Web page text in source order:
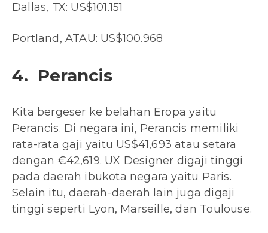
Dallas, TX: US$101.151
Portland, ATAU: US$100.968
4. Perancis
Kita bergeser ke belahan Eropa yaitu
Perancis. Di negara ini, Perancis memiliki
rata-rata gaji yaitu US$41,693 atau setara
dengan €42,619. UX Designer digaji tinggi
pada daerah ibukota negara yaitu Paris.
Selain itu, daerah-daerah lain juga digaji
tinggi seperti Lyon, Marseille, dan Toulouse.